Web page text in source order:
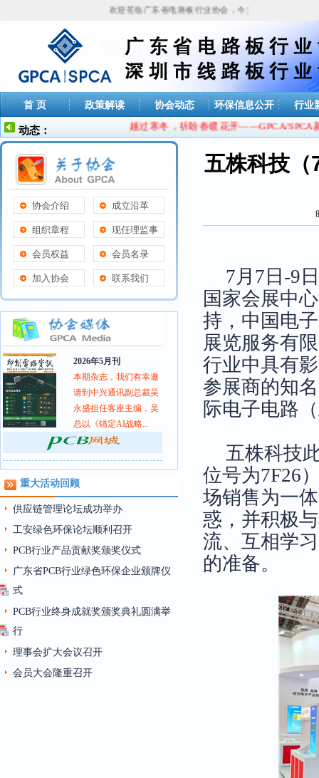
欢迎莅临广东省电路板行业协会，今天是
首 页 政策解读 协会动态 环保信息公开 行业
动态： 越过寒冬，祈盼春暖花开——GPCA/SPCA新年
协会介绍 成立沿革
组织章程 现任理监事
会员权益 会员名录
加入协会 联系我们
2026年5月刊
本期杂志，我们有幸邀
请到中兴通讯副总裁吴
永盛担任客座主编，吴
总以《锚定AI战略...
重大活动回顾
供应链管理论坛成功举办
工安绿色环保论坛顺利召开
PCB行业产品贡献奖颁奖仪式
广东省PCB行业绿色环保企业颁牌仪
式
PCB行业终身成就奖颁奖典礼圆满举
行
理事会扩大会议召开
会员大会隆重召开
五株科技（
7月7日-9
国家会展中
持，中国电
展览服务有
行业中具有
参展商的知
际电子电路
五株科技
位号为7F26
场销售为一
惑，并积极
流、互相学
的准备。